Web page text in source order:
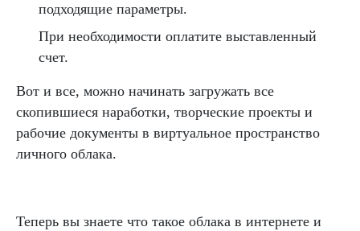
подходящие параметры.
При необходимости оплатите выставленный
счет.
Вот и все, можно начинать загружать все
скопившиеся наработки, творческие проекты и
рабочие документы в виртуальное пространство
личного облака.
Теперь вы знаете что такое облака в интернете и